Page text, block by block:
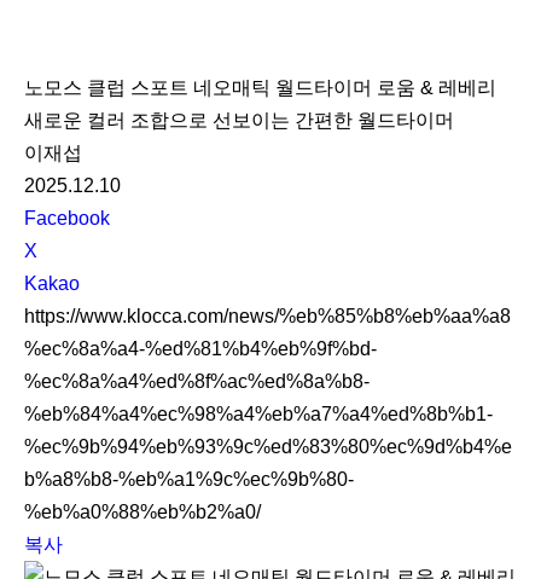
O
C
노모스 클럽 스포트 네오매틱 월드타이머 로움 & 레베리
새로운 컬러 조합으로 선보이는 간편한 월드타이머
이재섭
2025.12.10
S
N
S
S
h
a
r
e
Facebook
X
Kakao
https://www.klocca.com/news/%eb%85%b8%eb%aa%a8
%ec%8a%a4-%ed%81%b4%eb%9f%bd-
%ec%8a%a4%ed%8f%ac%ed%8a%b8-
%eb%84%a4%ec%98%a4%eb%a7%a4%ed%8b%b1-
%ec%9b%94%eb%93%9c%ed%83%80%ec%9d%b4%e
b%a8%b8-%eb%a1%9c%ec%9b%80-
%eb%a0%88%eb%b2%a0/
복사